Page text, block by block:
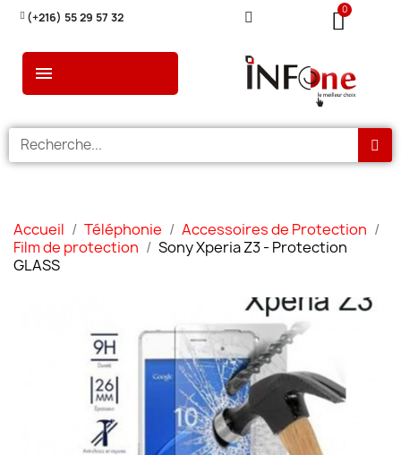
(+216) 55 29 57 32
Accueil Téléphonie
Accessoires de Protection
Film de protection
Sony Xperia Z3 - Protection
GLASS